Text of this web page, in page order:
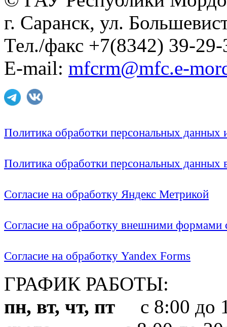
г. Саранск, ул.
Тел./факс +7(8342) 39-29-
E-mail: mfcrm@mfc.e-
Политика обработки персональных
Политика обработки персональных
Согласие на обработку Яндекс Метрикой
Согласие на обработку внешними формами
Согласие на обработку Yandex Forms
ГРАФИК РАБОТЫ:
пн, вт, чт, пт с 8:00 до